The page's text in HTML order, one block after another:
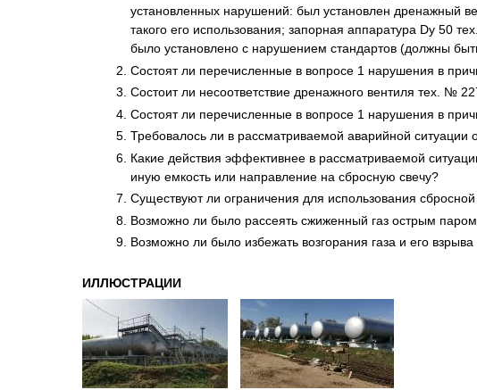
установленных нарушений: был установлен дренажный
такого его использования; запорная аппаратура Dy 50
было установлено с нарушением стандартов (должны
Состоят ли перечисленные в вопросе 1 нарушения в
Состоит ли несоответствие дренажного вентиля тех. №
Состоят ли перечисленные в вопросе 1 нарушения в
Требовалось ли в рассматриваемой аварийной ситуации
Какие действия эффективнее в рассматриваемой
иную емкость или направление на сбросную свечу?
Существуют ли ограничения для использования
Возможно ли было рассеять сжиженный газ острым
Возможно ли было избежать возгорания газа и его
ИЛЛЮСТРАЦИИ